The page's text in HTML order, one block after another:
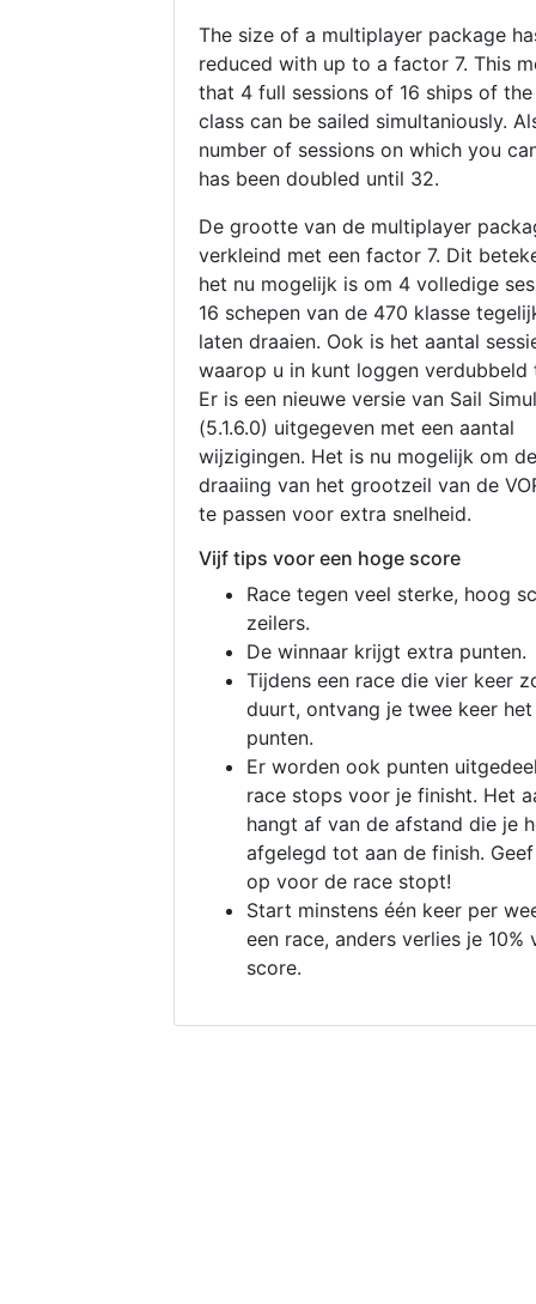
The size of a multiplayer package
reduced with up to a factor 7. This
that 4 full sessions of 16 ships of
class can be sailed simultaniously.
number of sessions on which you
has been doubled until 32.
De grootte van de multiplayer
verkleind met een factor 7. Dit
het nu mogelijk is om 4 volledige
16 schepen van de 470 klasse
laten draaien. Ook is het aantal
waarop u in kunt loggen verdubbeld
Er is een nieuwe versie van Sail
(5.1.6.0) uitgegeven met een aantal
wijzigingen. Het is nu mogelijk om de
draaiing van het grootzeil van de
te passen voor extra snelheid.
Vijf tips voor een hoge score
Race tegen veel sterke, hoog
zeilers.
De winnaar krijgt extra punten.
Tijdens een race die vier keer
duurt, ontvang je twee keer
punten.
Er worden ook punten
race stops voor je finisht. Het
hangt af van de afstand die je
afgelegd tot aan de finish.
op voor de race stopt!
Start minstens één keer per
een race, anders verlies je 10%
score.